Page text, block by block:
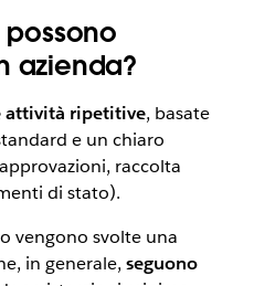
azienda?
attività ripetitive, basate
e un chiaro
raccolta
di stato).
vengono svolte una
in generale, seguono